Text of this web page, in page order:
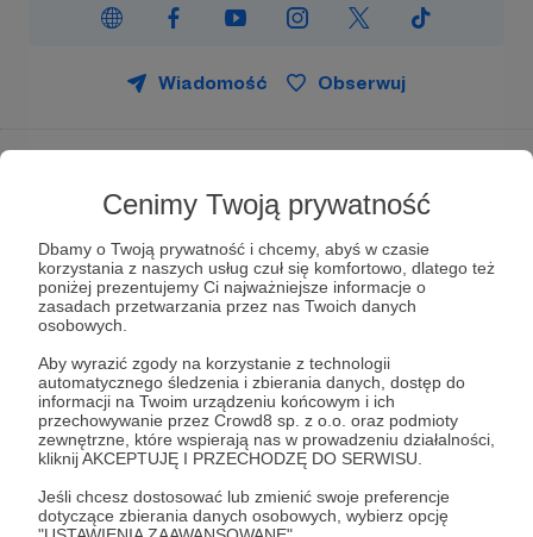
Cenimy Twoją prywatność
Dbamy o Twoją prywatność i chcemy, abyś w czasie
korzystania z naszych usług czuł się komfortowo, dlatego też
poniżej prezentujemy Ci najważniejsze informacje o
zasadach przetwarzania przez nas Twoich danych
osobowych.
Aby wyrazić zgody na korzystanie z technologii
automatycznego śledzenia i zbierania danych, dostęp do
informacji na Twoim urządzeniu końcowym i ich
przechowywanie przez Crowd8 sp. z o.o. oraz podmioty
zewnętrzne, które wspierają nas w prowadzeniu działalności,
kliknij AKCEPTUJĘ I PRZECHODZĘ DO SERWISU.
Jeśli chcesz dostosować lub zmienić swoje preferencje
dotyczące zbierania danych osobowych, wybierz opcję
Wiadomość Obserwuj
Nie mamy bogatego właściciela ani sponsora.
Nie dotuje nas ani rząd ani samorząd.
Jeśli chcesz pomóc nam utrzymać
niezależność - wesprzyj nas w
serwisie Patronite.
Patrzymy władzy na ręce. Mówimy głośno to,
o czym inni milczą.